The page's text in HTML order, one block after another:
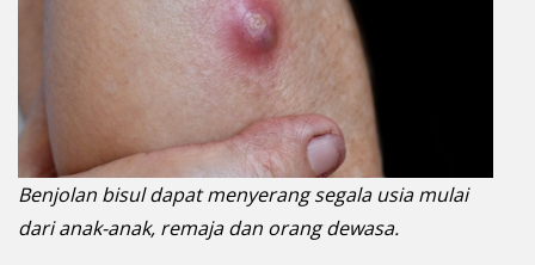
Benjolan bisul dapat menyerang segala usia mulai
dari anak-anak, remaja dan orang dewasa.